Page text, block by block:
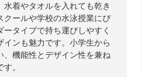
水着やタオルを入れても乾き
クールや学校の水泳授業にぴ
ータイプで持ち運びしやすく
インも魅力です。小学生から
、機能性とデザイン性を兼ね
。